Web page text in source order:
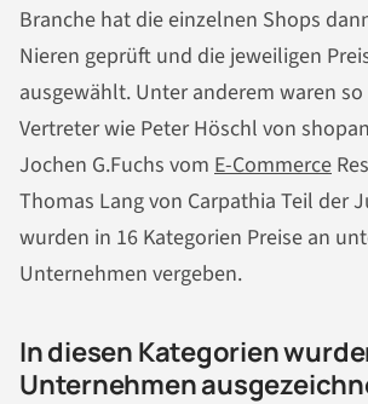
Branche hat die einzelnen Shops
Nieren geprüft und die jeweiligen
ausgewählt. Unter anderem waren
Vertreter wie Peter Höschl von
Jochen G.Fuchs vom E-Commerce
Thomas Lang von Carpathia Teil der
wurden in 16 Kategorien Preise an
Unternehmen vergeben.
In diesen Kategorien
Unternehmen